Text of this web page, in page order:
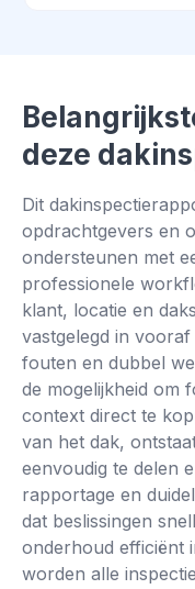
deze
Dit
opdrachtgevers en
ondersteunen met
professionele
klant, locatie en
vastgelegd in
fouten en dubbel
de mogelijkheid om
context direct te
van het dak,
eenvoudig te delen
rapportage en
dat beslissingen
onderhoud efficiënt
worden alle